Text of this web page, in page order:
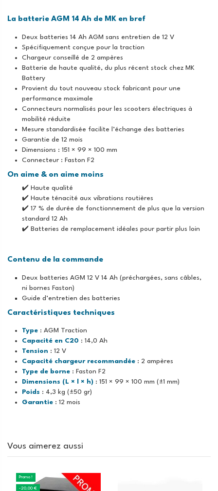
La batterie AGM 14 Ah de MK en bref
Deux batteries 14 Ah AGM sans entretien de 12 V
Spécifiquement conçue pour la traction
Chargeur conseillé de 2 ampères
Batterie de haute qualité, du plus récent stock chez MK
Battery
Provient du tout nouveau stock fabricant pour une
performance maximale
Connecteurs normalisés pour les scooters électriques à
mobilité réduite
Mesure standardisée facilite l’échange des batteries
Garantie de 12 mois
Dimensions : 151 × 99 × 100 mm
Connecteur : Faston F2
On aime & on aime moins
✔️ Haute qualité
✔️ Haute ténacité aux vibrations routières
✔️ 17 % de durée de fonctionnement de plus que la version
standard 12 Ah
✔️ Batteries de remplacement idéales pour partir plus loin
Contenu de la commande
Deux batteries AGM 12 V 14 Ah (préchargées, sans câbles,
ni bornes Faston)
Guide d’entretien des batteries
Caractéristiques techniques
Type : AGM Traction
Capacité en C20 : 14,0 Ah
Tension : 12 V
Capacité chargeur recommandée : 2 ampères
Type de borne : Faston F2
Dimensions (L × l × h) : 151 × 99 × 100 mm (±1 mm)
Poids : 4,3 kg (±50 gr)
Garantie : 12 mois
Vous aimerez aussi
Promo !
-20,00 €